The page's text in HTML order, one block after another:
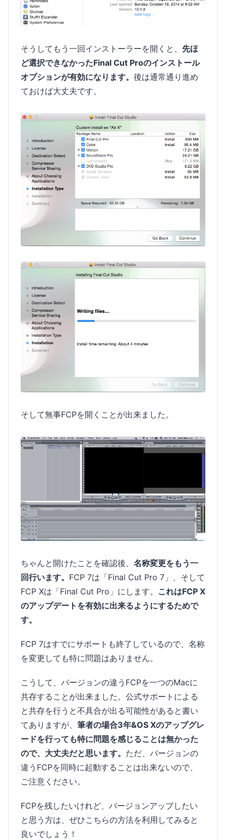
そうしてもう一回インストーラーを開くと、 先ほ
ど選択できなかったFinal Cut Proのインストール
オプションが有効になります。 後は通常通り進め
ておけば大丈夫です。
そして無事FCPを開くことが出来ました。
ちゃんと開けたことを確認後、 名称変更をもう一
回行います。 FCP 7は「Final Cut Pro 7」、そして
FCP Xは「Final Cut Pro」にします。 これはFCP X
のアップデートを有効に出来るようにするためで
す。
FCP 7はすでにサポートも終了しているので、名称
を変更しても特に問題はありません。
こうして、バージョンの違うFCPを一つのMacに
共存することが出来ました。公式サポートによる
と共存を行うと不具合が出る可能性があると書い
てありますが、 筆者の場合3年&OS Xのアップグレ
ードを行っても特に問題を感じることは無かった
ので、大丈夫だと思います。 ただ、バージョンの
違うFCPを同時に起動することは出来ないので、
ご注意ください。
FCPを残したいけれど、バージョンアップしたい
と思う方は、ぜひこちらの方法を利用してみると
良いでしょう！